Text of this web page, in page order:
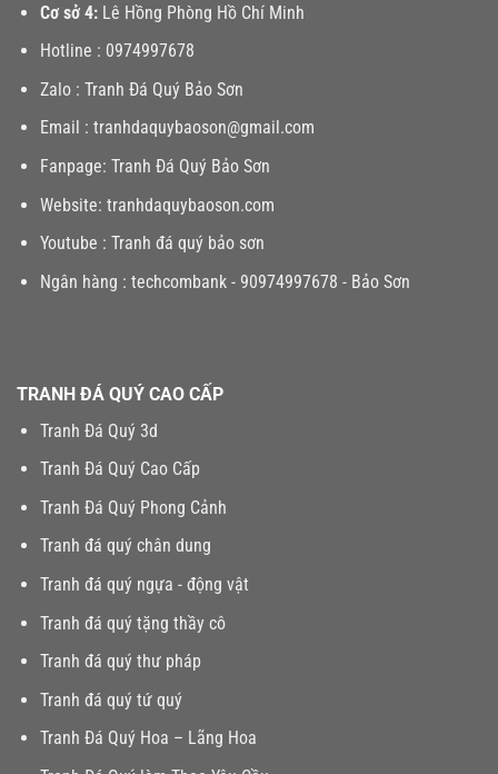
Cơ sở 4:Lê Hồng Phòng Hồ Chí Minh
Hotline : 0974997678
Zalo : Tranh Đá Quý Bảo Sơn
Email : tranhdaquybaoson@gmail.com
Fanpage: Tranh Đá Quý Bảo Sơn
Website: tranhdaquybaoson.com
Youtube : Tranh đá quý bảo sơn
Ngân hàng : techcombank - 90974997678 - Bảo Sơn
TRANH ĐÁ QUÝ CAO CẤP
Tranh Đá Quý 3d
Tranh Đá Quý Cao Cấp
Tranh Đá Quý Phong Cảnh
Tranh đá quý chân dung
Tranh đá quý ngựa - động vật
Tranh đá quý tặng thầy cô
Tranh đá quý thư pháp
Tranh đá quý tứ quý
Tranh Đá Quý Hoa – Lãng Hoa